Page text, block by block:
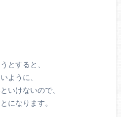
とすると、
ように、
いけないので、
になります。